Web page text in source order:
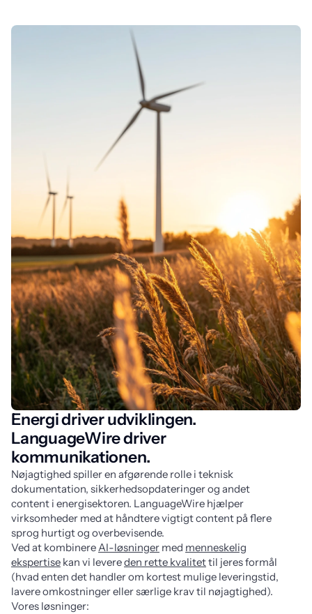
Energi driver udviklingen.
LanguageWire driver
kommunikationen.
Nøjagtighed spiller en afgørende rolle i teknisk
dokumentation, sikkerhedsopdateringer og andet
content i energisektoren. LanguageWire hjælper
virksomheder med at håndtere vigtigt content på flere
sprog hurtigt og overbevisende.
Ved at kombinereAI-løsninger med menneskelig
ekspertise kan vi levereden rette kvalitettil jeres formål
(hvad enten det handler om kortest mulige leveringstid,
lavere omkostninger eller særlige krav til nøjagtighed).
Vores løsninger: